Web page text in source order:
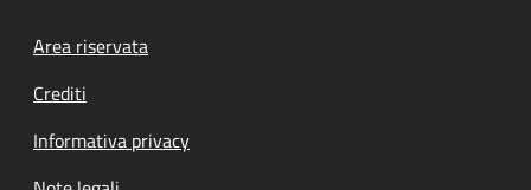
Footer menu
Area riservata
Crediti
Informativa privacy